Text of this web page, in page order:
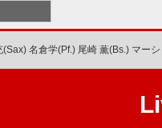
(Sax) 名倉学(Pf.) 尾崎 薫(Bs.) マー